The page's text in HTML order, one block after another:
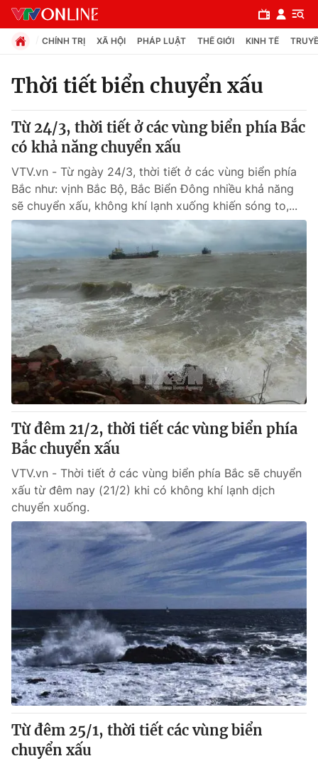
Chuyên mục
Chính trị
Xã hội
Pháp luật
Y tế
Thế giới
Tin tức
Thế giới đó đây
Câu chuyện quốc tế
Kinh tế
Tài chính
Thị trường
Góc doanh nghiệp
Dữ liệu và đời sống
Truyền hình
Hậu trường
Nhân vật
Khán giả
Giải trí
Điện ảnh
Âm nhạc
Đời sống
Du lịch
Giáo dục
Học trực tuyến
Công nghệ
Hitech Công nghệ tương lai
Sản phẩm
Thị trường
Tư vấn
Giao lưu trực tuyến
Lịch phát sóng
Chuyên mục khác
Emagazine
CHÍNH TRỊ XÃ HỘI PHÁP LUẬT THẾ GIỚI KINH TẾ
Thời tiết biển chuyển xấu
Từ 24/3, thời tiết ở các vùng biển phía Bắc
có khả năng chuyển xấu
VTV.vn - Từ ngày 24/3, thời tiết ở các vùng biển phía
Bắc như: vịnh Bắc Bộ, Bắc Biển Đông nhiều khả năng
sẽ chuyển xấu, không khí lạnh xuống khiến sóng to,...
Từ đêm 21/2, thời tiết các vùng biển phía
Bắc chuyển xấu
VTV.vn - Thời tiết ở các vùng biển phía Bắc sẽ chuyển
xấu từ đêm nay (21/2) khi có không khí lạnh dịch
chuyển xuống.
Từ đêm 25/1, thời tiết các vùng biển
chuyển xấu